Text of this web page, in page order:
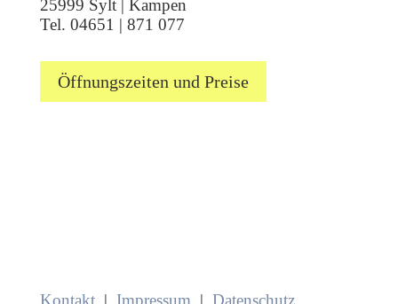
25999 Sylt | Kampen
Tel. 04651 | 871 077
Öffnungszeiten und Preise
Kontakt| Impressum | Datenschutz